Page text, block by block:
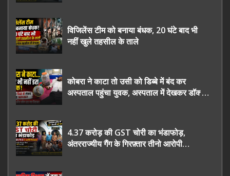
विजिलेंस टीम को बनाया बंधक, 20 घंटे बाद भी
नहीं खुले तहसील के ताले
कोबरा ने काटा तो उसी को डिब्बे में बंद कर
अस्पताल पहुंचा युवक, अस्पताल में देखकर डॉक्टर
4.37 करोड़ की GST चोरी का भंडाफोड़,
अंतरराज्यीय गैंग के गिरफ़्तार तीनो आरोपी